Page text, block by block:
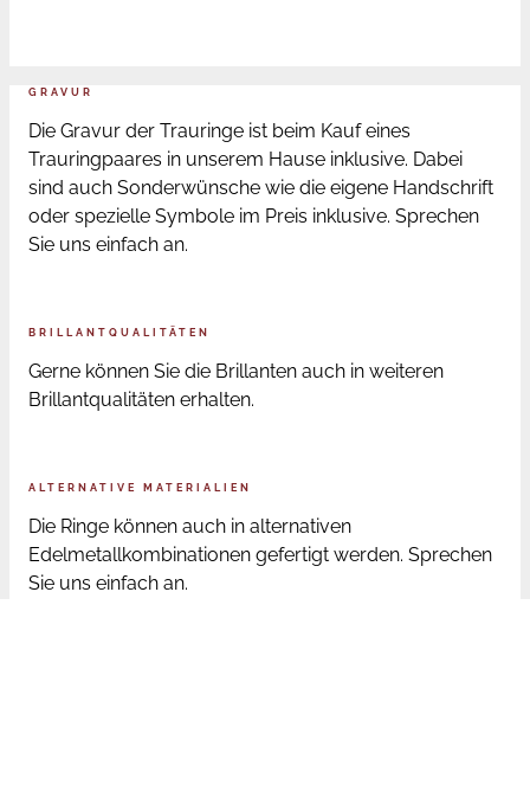
GRAVUR
Die Gravur der Trauringe ist beim Kauf eines
Trauringpaares in unserem Hause inklusive. Dabei
sind auch Sonderwünsche wie die eigene Handschrift
oder spezielle Symbole im Preis inklusive. Sprechen
Sie uns einfach an.
BRILLANTQUALITÄTEN
Gerne können Sie die Brillanten auch in weiteren
Brillantqualitäten erhalten.
ALTERNATIVE MATERIALIEN
Die Ringe können auch in alternativen
Edelmetallkombinationen gefertigt werden. Sprechen
Sie uns einfach an.